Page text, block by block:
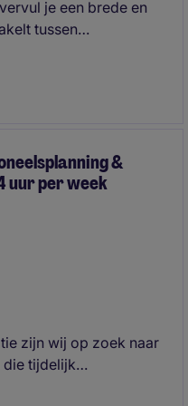
je een brede en
tussen
sparringpartner
actief bij aan de
&
uur per week
zijn wij op zoek naar
die tijdelijk